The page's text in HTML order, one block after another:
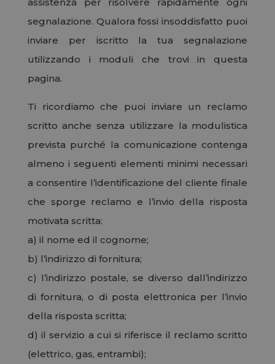
segnalazione. Qualora fossi insoddisfatto puoi
inviare per iscritto la tua segnalazione
utilizzando i moduli che trovi in questa
pagina.
Ti ricordiamo che puoi inviare un reclamo
scritto anche senza utilizzare la modulistica
prevista purché la comunicazione contenga
almeno i seguenti elementi minimi necessari
a consentire l’identificazione del cliente finale
che sporge reclamo e l’invio della risposta
motivata scritta:
a) il nome ed il cognome;
b) l’indirizzo di fornitura;
c) l’indirizzo postale, se diverso dall’indirizzo
di fornitura, o di posta elettronica per l’invio
della risposta scritta;
d) il servizio a cui si riferisce il reclamo scritto
(elettrico, gas, entrambi);